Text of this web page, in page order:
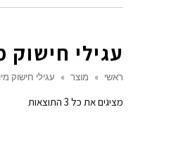
עגילי חישוק
ראשי » מוצר » עגילי חישוק
מציגים את כל ⁦3⁩ התוצאות